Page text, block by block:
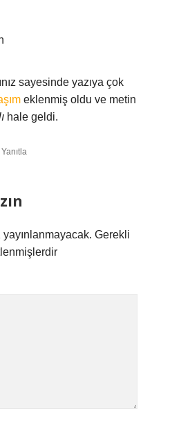
sayesinde yazıya çok
eklenmiş oldu ve metin
hale geldi.
Yanıtla
Gerekli